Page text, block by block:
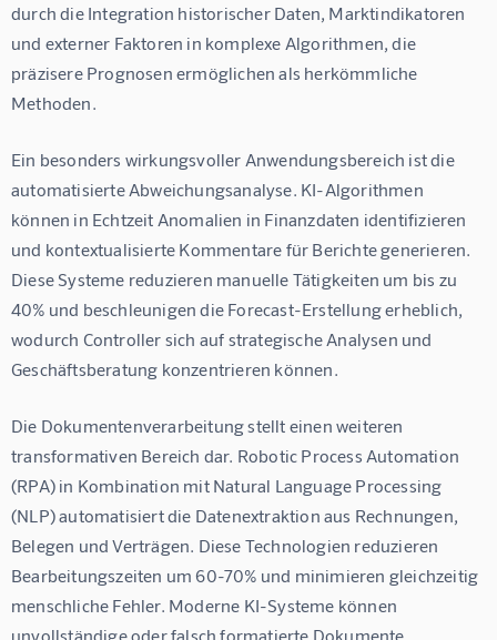
durch die Integration historischer Daten, Marktindikatoren
und externer Faktoren in komplexe Algorithmen, die
präzisere Prognosen ermöglichen als herkömmliche
Methoden.
Ein besonders wirkungsvoller Anwendungsbereich ist die
automatisierte Abweichungsanalyse. KI-Algorithmen
können in Echtzeit Anomalien in Finanzdaten identifizieren
und kontextualisierte Kommentare für Berichte generieren.
Diese Systeme reduzieren manuelle Tätigkeiten um bis zu
40% und beschleunigen die Forecast-Erstellung erheblich,
wodurch Controller sich auf strategische Analysen und
Geschäftsberatung konzentrieren können.
Die Dokumentenverarbeitung stellt einen weiteren
transformativen Bereich dar. Robotic Process Automation
(RPA) in Kombination mit Natural Language Processing
(NLP) automatisiert die Datenextraktion aus Rechnungen,
Belegen und Verträgen. Diese Technologien reduzieren
Bearbeitungszeiten um 60-70% und minimieren gleichzeitig
menschliche Fehler. Moderne KI-Systeme können
unvollständige oder falsch formatierte Dokumente